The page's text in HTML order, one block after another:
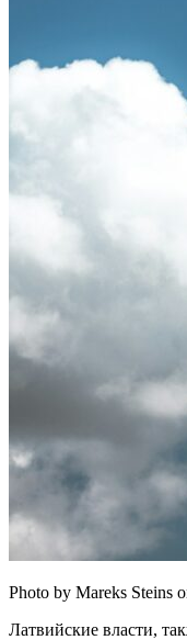
Photo by Mareks Steins
Латвийские власти,